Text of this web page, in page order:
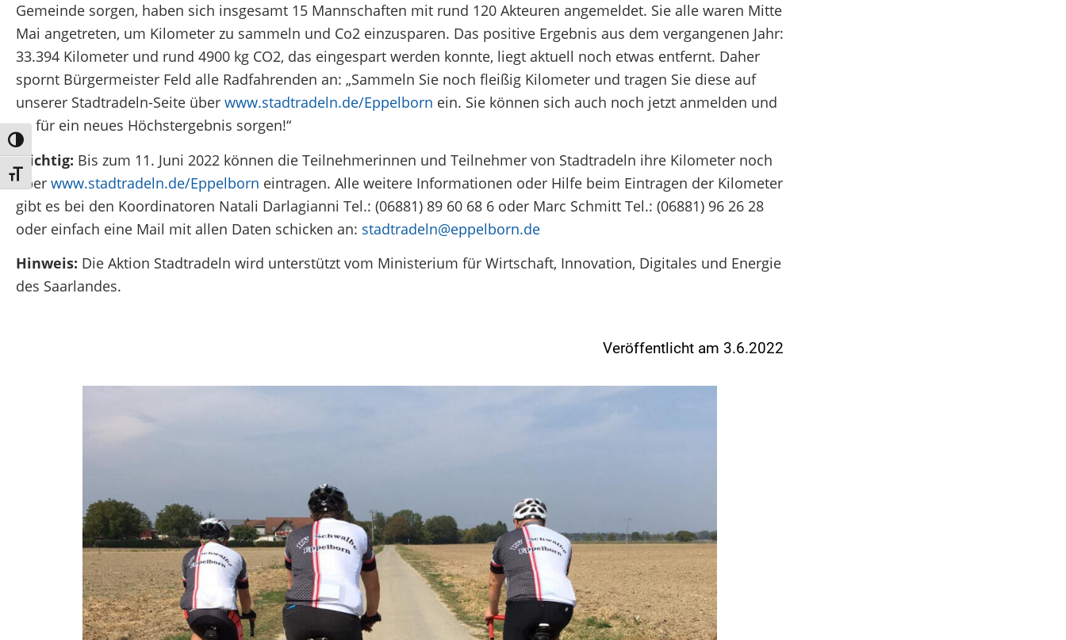
Umschalten auf hohe Kontraste
Schrift vergrößern
Gemeinde sorgen, haben sich insgesamt 15 Mannschaften mit rund 120 Akteuren angemeldet. Sie alle waren Mitte
Mai angetreten, um Kilometer zu sammeln und Co2 einzusparen. Das positive Ergebnis aus dem vergangenen Jahr:
33.394 Kilometer und rund 4900 kg CO2, das eingespart werden konnte, liegt aktuell noch etwas entfernt. Daher
spornt Bürgermeister Feld alle Radfahrenden an: „Sammeln Sie noch fleißig Kilometer und tragen Sie diese auf
unserer Stadtradeln-Seite über www.stadtradeln.de/Eppelborn ein. Sie können sich auch noch jetzt anmelden und
so für ein neues Höchstergebnis sorgen!“
Wichtig: Bis zum 11. Juni 2022 können die Teilnehmerinnen und Teilnehmer von Stadtradeln ihre Kilometer noch
über www.stadtradeln.de/Eppelborn eintragen. Alle weitere Informationen oder Hilfe beim Eintragen der Kilometer
gibt es bei den Koordinatoren Natali Darlagianni Tel.: (06881) 89 60 68 6 oder Marc Schmitt Tel.: (06881) 96 26 28
oder einfach eine Mail mit allen Daten schicken an: stadtradeln@eppelborn.de
Hinweis: Die Aktion Stadtradeln wird unterstützt vom Ministerium für Wirtschaft, Innovation, Digitales und Energie
des Saarlandes.
Veröffentlicht am 3.6.2022